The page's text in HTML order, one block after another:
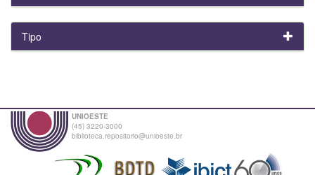
Tipo
UNIOESTE
(45) 3220-3000
biblioteca.repositorio@unioeste.br